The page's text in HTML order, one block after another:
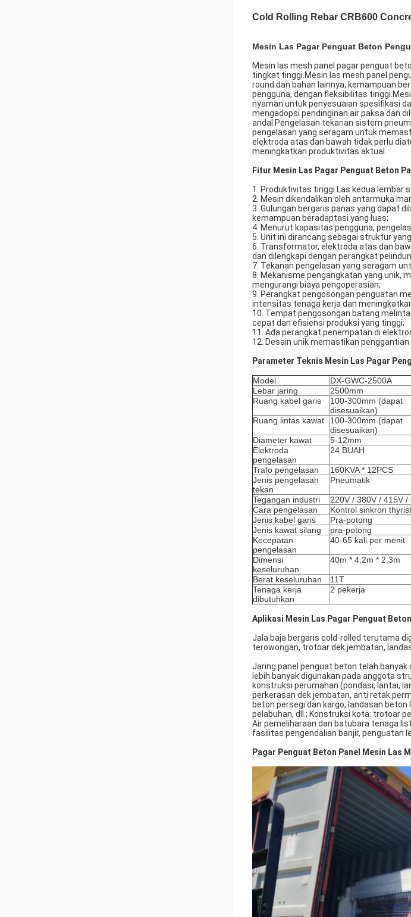
Cold Rolling Rebar CRB600
Mesin Las Pagar Penguat Beton
Mesin las mesh panel pagar penguat
tingkat tinggi.Mesin las mesh panel
round dan bahan lainnya, kemampuan
pengguna, dengan fleksibilitas
nyaman untuk penyesuaian spesifikasi
mengadopsi pendinginan air paksa dan
andal.Pengelasan tekanan sistem
pengelasan yang seragam untuk
elektroda atas dan bawah tidak perlu
meningkatkan produktivitas aktual.
Fitur Mesin Las Pagar Penguat Beton
1. Produktivitas tinggi.Las kedua lembar
2. Mesin dikendalikan oleh antarmuka
3. Gulungan bergaris panas yang dapat
kemampuan beradaptasi yang luas;
4. Menurut kapasitas pengguna,
5. Unit ini dirancang sebagai struktur
6. Transformator, elektroda atas dan
dan dilengkapi dengan perangkat
7. Tekanan pengelasan yang seragam
8. Mekanisme pengangkatan yang unik,
mengurangi biaya pengoperasian;
9. Perangkat pengosongan penguatan
intensitas tenaga kerja dan
10. Tempat pengosongan batang
cepat dan efisiensi produksi yang tinggi;
11. Ada perangkat penempatan di
12. Desain unik memastikan
Parameter Teknis Mesin Las Pagar
Model DX-GWC-2500A
Lebar jaring
2500mm
Ruang kabel garis
100-300mm (dapat
disesuaikan)
Ruang lintas kawat
100-300mm (dapat
disesuaikan)
Diameter kawat
5-12mm
Elektroda
pengelasan
24 BUAH
Trafo pengelasan 160KVA * 12PCS
Jenis pengelasan
tekan
Pneumatik
Tegangan industri 220V / 380V / 415V /
Cara pengelasan
Kontrol sinkron
Jenis kabel garis
Pra-potong
Jenis kawat silang
pra-potong
Kecepatan
pengelasan
40-65 kali per menit
Dimensi
keseluruhan
40m * 4.2m * 2.3m
Berat keseluruhan 11T
Tenaga kerja
dibutuhkan
2 pekerja
Aplikasi Mesin Las Pagar Penguat
Jala baja bergaris cold-rolled terutama
terowongan, trotoar dek jembatan,
Jaring panel penguat beton telah
lebih banyak digunakan pada anggota
konstruksi perumahan (pondasi, lantai,
perkerasan dek jembatan, anti retak
beton persegi dan kargo, landasan
pelabuhan, dll.; Konstruksi kota: trotoar
Air pemeliharaan dan batubara tenaga
fasilitas pengendalian banjir, penguatan
Pagar Penguat Beton Panel Mesin Las